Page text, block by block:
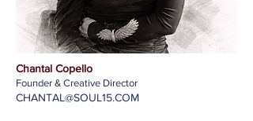
Chantal Copello
Founder & Creative Director
CHANTAL@SOUL15.COM